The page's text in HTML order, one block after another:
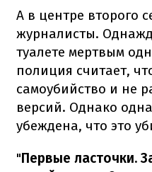
А в центре второго
журналисты.
туалете мертвым
полиция считает,
самоубийство и не
версий. Однако
убеждена, что это
"Первые ласточки.